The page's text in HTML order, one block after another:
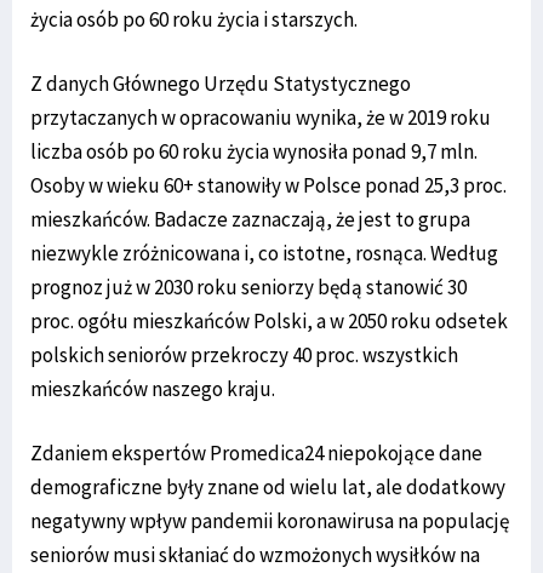
życia osób po 60 roku życia i starszych.
Z danych Głównego Urzędu Statystycznego
przytaczanych w opracowaniu wynika, że w 2019 roku
liczba osób po 60 roku życia wynosiła ponad 9,7 mln.
Osoby w wieku 60+ stanowiły w Polsce ponad 25,3 proc.
mieszkańców. Badacze zaznaczają, że jest to grupa
niezwykle zróżnicowana i, co istotne, rosnąca. Według
prognoz już w 2030 roku seniorzy będą stanowić 30
proc. ogółu mieszkańców Polski, a w 2050 roku odsetek
polskich seniorów przekroczy 40 proc. wszystkich
mieszkańców naszego kraju.
Zdaniem ekspertów Promedica24 niepokojące dane
demograficzne były znane od wielu lat, ale dodatkowy
negatywny wpływ pandemii koronawirusa na populację
seniorów musi skłaniać do wzmożonych wysiłków na